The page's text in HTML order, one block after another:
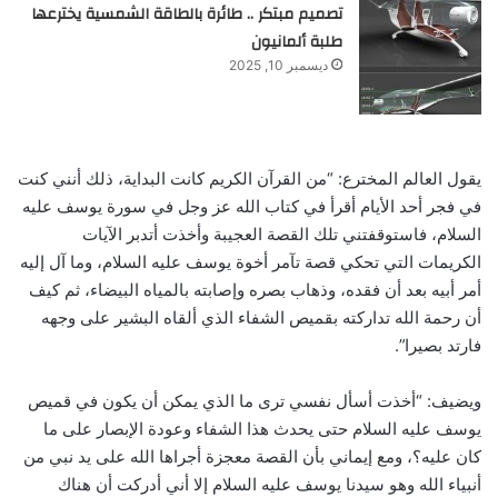
تصميم مبتكر .. طائرة بالطاقة الشمسية يخترعها
طلبة ألمانيون
ديسمبر 10, 2025
يقول العالم المخترع: “من القرآن الكريم كانت البداية، ذلك أنني كنت
في فجر أحد الأيام أقرأ في كتاب الله عز وجل في سورة يوسف عليه
السلام، فاستوقفتني تلك القصة العجيبة وأخذت أتدبر الآيات
الكريمات التي تحكي قصة تآمر أخوة يوسف عليه السلام، وما آل إليه
أمر أبيه بعد أن فقده، وذهاب بصره وإصابته بالمياه البيضاء، ثم كيف
أن رحمة الله تداركته بقميص الشفاء الذي ألقاه البشير على وجهه
فارتد بصيرا”.
ويضيف: “أخذت أسأل نفسي ترى ما الذي يمكن أن يكون في قميص
يوسف عليه السلام حتى يحدث هذا الشفاء وعودة الإبصار على ما
كان عليه؟، ومع إيماني بأن القصة معجزة أجراها الله على يد نبي من
أنبياء الله وهو سيدنا يوسف عليه السلام إلا أني أدركت أن هناك